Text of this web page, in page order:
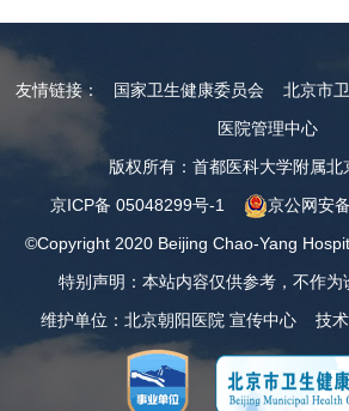
友情链接： 国家卫生健康委员会 北京市
医院管理中心
版权所有：首都医科大学附属北
京ICP备 05048299号-1
京公网安
©Copyright 2020 Beijing Chao-Yang
特别声明：本站内容仅供参考，不作为
维护单位：北京朝阳医院 宣传中心 技术